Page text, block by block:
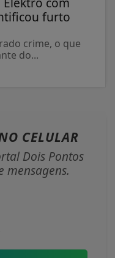
furto
crime, o que
do...
CELULAR
Dois Pontos
mensagens.